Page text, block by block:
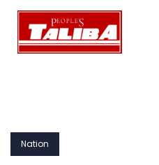
Skip
content
Nation